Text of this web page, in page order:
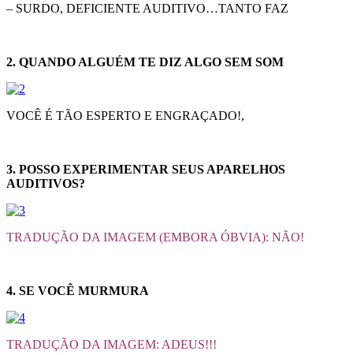
– SURDO, DEFICIENTE AUDITIVO…TANTO FAZ
2. QUANDO ALGUÉM TE DIZ ALGO SEM SOM
VOCÊ É TÃO ESPERTO E ENGRAÇADO!,
3. POSSO EXPERIMENTAR SEUS APARELHOS
AUDITIVOS?
TRADUÇÃO DA IMAGEM (EMBORA ÓBVIA): NÃO!
4. SE VOCÊ MURMURA
TRADUÇÃO DA IMAGEM: ADEUS!!!